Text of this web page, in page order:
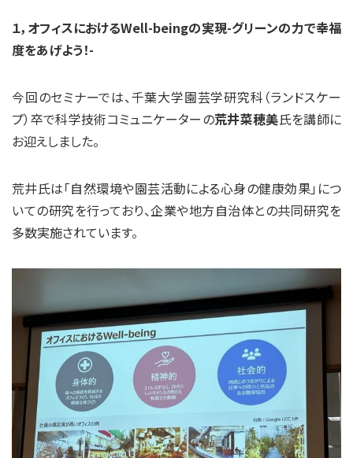
１，オフィスにおけるWell-beingの実現-グリーンの力で幸福
度をあげよう！-
今回のセミナーでは、千葉大学園芸学研究科（ランドスケー
プ）卒で科学技術コミュニケーターの荒井菜穂美氏を講師に
お迎えしました。
荒井氏は「自然環境や園芸活動による心身の健康効果」につ
いての研究を行っており、企業や地方自治体との共同研究を
多数実施されています。